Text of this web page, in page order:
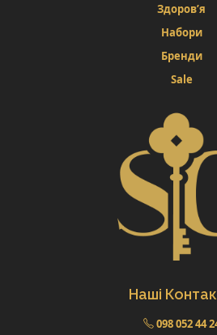
Здоров’я
Набори
Бренди
Sale
Наші
098 052 44